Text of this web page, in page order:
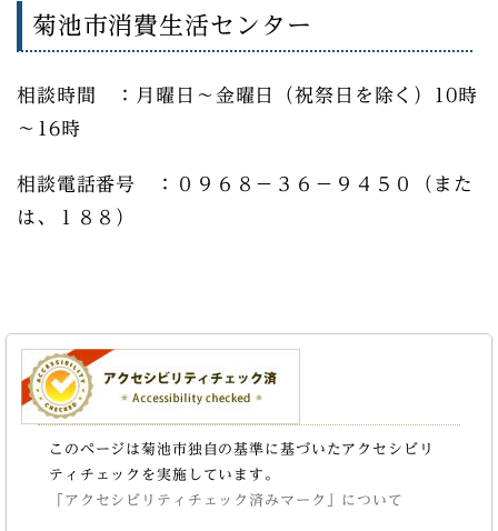
菊池市消費生活センター
相談時間 ：月曜日～金曜日（祝祭日を除く）10時
～16時
相談電話番号 ：０９６８－３６－９４５０（また
は、１８８）
このページは菊池市独自の基準に基づいたアクセシビリ
ティチェックを実施しています。
「アクセシビリティチェック済みマーク」について